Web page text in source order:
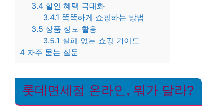
3.4 할인 혜택 극대화
3.4.1 똑똑하게 쇼핑하는 방법
3.5 상품 정보 활용
3.5.1 실패 없는 쇼핑 가이드
4 자주 묻는 질문
롯데면세점 온라인, 뭐가 달라?